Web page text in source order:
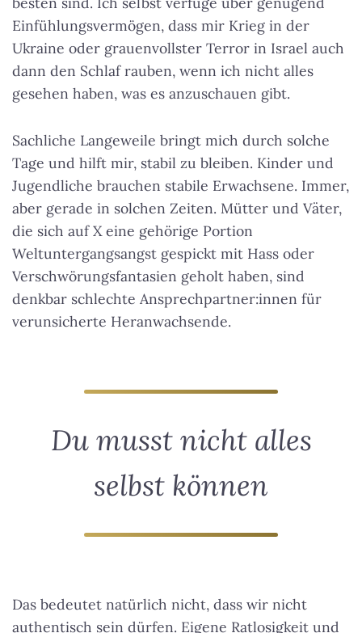
Einfühlungsvermögen, dass mir Krieg in der
Ukraine oder grauenvollster Terror in Israel auch
dann den Schlaf rauben, wenn ich nicht alles
gesehen haben, was es anzuschauen gibt.
Sachliche Langeweile bringt mich durch solche
Tage und hilft mir, stabil zu bleiben. Kinder und
Jugendliche brauchen stabile Erwachsene. Immer,
aber gerade in solchen Zeiten. Mütter und Väter,
die sich auf X eine gehörige Portion
Weltuntergangsangst gespickt mit Hass oder
Verschwörungsfantasien geholt haben, sind
denkbar schlechte Ansprechpartner:innen für
verunsicherte Heranwachsende.
Du musst nicht alles
selbst können
Das bedeutet natürlich nicht, dass wir nicht
authentisch sein dürfen. Eigene Ratlosigkeit und